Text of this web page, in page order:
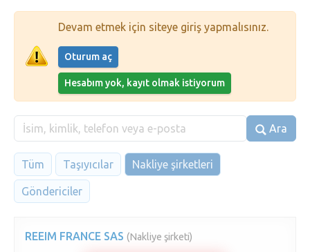
Devam etmek için siteye giriş yapmalısınız.
Oturum aç
Hesabım yok, kayıt olmak istiyorum
Ara
Tüm Taşıyıcılar Nakliye şirketleri
Göndericiler
REEIM FRANCE SAS (Nakliye şirketi)